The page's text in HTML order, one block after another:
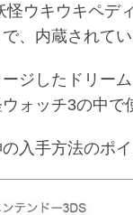
怪ウキウキペデ
、内蔵されて
ジしたドリー
ォッチ3の中
の入手方法のポ